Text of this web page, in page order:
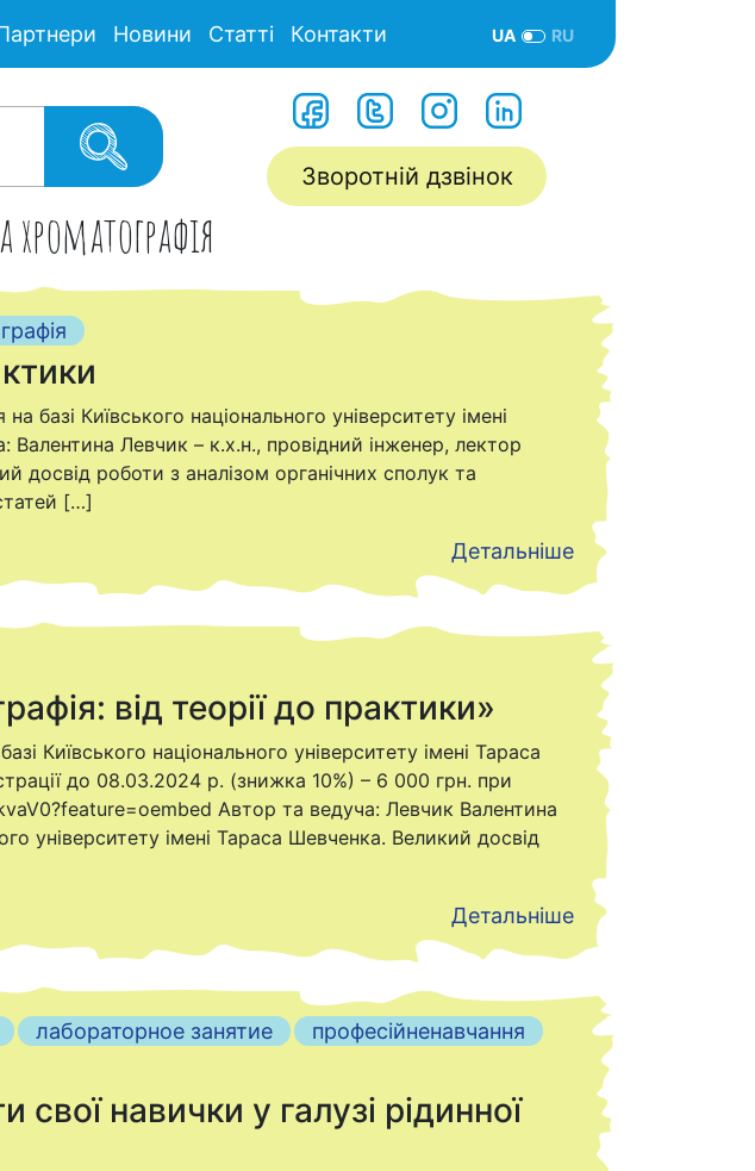
Новини Статті Контакти UA RU
Зворотній дзвінок
базі Київського національного університету імені
Левчик – к.х.н., провідний інженер, лектор
досвід роботи з аналізом органічних сполук та
[…]
Детальніше
від теорії до практики»
Київського національного університету імені Тараса
до 08.03.2024 р. (знижка 10%) – 6 000 грн. при
Автор та ведуча: Левчик Валентина
університету імені Тараса Шевченка. Великий досвід
Детальніше
лабораторное занятие
професійненавчання
навички у галузі рідинної